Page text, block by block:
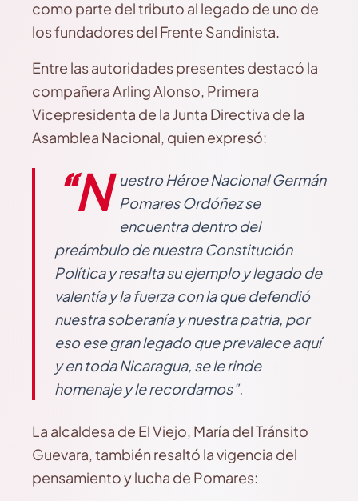
como parte del tributo al legado de uno de
los fundadores del Frente Sandinista.
Entre las autoridades presentes destacó la
compañera Arling Alonso, Primera
Vicepresidenta de la Junta Directiva de la
Asamblea Nacional, quien expresó:
“N
uestro Héroe Nacional Germán
Pomares Ordóñez se
encuentra dentro del
preámbulo de nuestra Constitución
Política y resalta su ejemplo y legado de
valentía y la fuerza con la que defendió
nuestra soberanía y nuestra patria, por
eso ese gran legado que prevalece aquí
y en toda Nicaragua, se le rinde
homenaje y le recordamos”.
La alcaldesa de El Viejo, María del Tránsito
Guevara, también resaltó la vigencia del
pensamiento y lucha de Pomares: